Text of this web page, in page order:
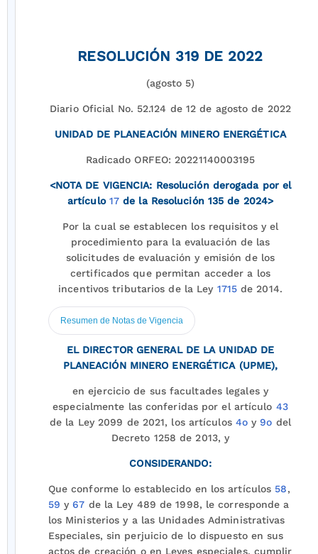
RESOLUCIÓN 319 DE 2022
(agosto 5)
Diario Oficial No. 52.124 de 12 de agosto de 2022
UNIDAD DE PLANEACIÓN MINERO ENERGÉTICA
Radicado ORFEO: 20221140003195
<NOTA DE VIGENCIA: Resolución derogada por el
artículo 17 de la Resolución 135 de 2024>
Por la cual se establecen los requisitos y el
procedimiento para la evaluación de las
solicitudes de evaluación y emisión de los
certificados que permitan acceder a los
incentivos tributarios de la Ley 1715de 2014.
Resumen de Notas de Vigencia
EL DIRECTOR GENERAL DE LA UNIDAD DE
PLANEACIÓN MINERO ENERGÉTICA (UPME),
en ejercicio de sus facultades legales y
especialmente las conferidas por el artículo 43
de la Ley 2099 de 2021, los artículos 4o y 9o del
Decreto 1258 de 2013, y
CONSIDERANDO:
Que conforme lo establecido en los artículos 58,
59 y67 de la Ley 489 de 1998, le corresponde a
los Ministerios y a las Unidades Administrativas
Especiales, sin perjuicio de lo dispuesto en sus
actos de creación o en Leyes especiales, cumplir